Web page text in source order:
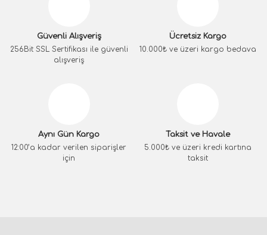
Güvenli Alışveriş
256Bit SSL Sertifikası ile güvenli
alışveriş
Ücretsiz Kargo
10.000₺ ve üzeri kargo bedava
Aynı Gün Kargo
12:00’a kadar verilen siparişler
için
Taksit ve Havale
5.000₺ ve üzeri kredi kartına
taksit